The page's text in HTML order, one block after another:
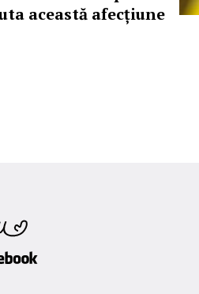
această afecțiune